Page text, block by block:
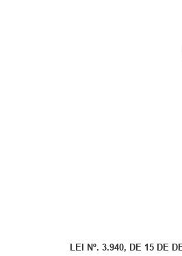
LEI Nº. 3.940, DE 15 DE